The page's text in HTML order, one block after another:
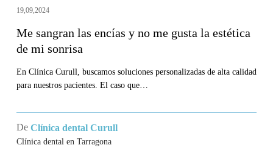
de
sonrisa
19,09,2024
Me sangran las encías y no me gusta la estética
de mi sonrisa
En Clínica Curull, buscamos soluciones personalizadas de alta calidad
para nuestros pacientes. El caso que…
De Clínica dental Curull
Clínica dental en Tarragona